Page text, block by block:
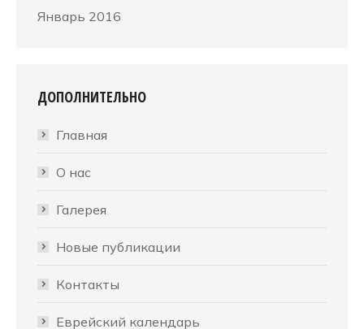
Январь 2016
ДОПОЛНИТЕЛЬНО
Главная
О нас
Галерея
Новые публикации
Контакты
Еврейский календарь